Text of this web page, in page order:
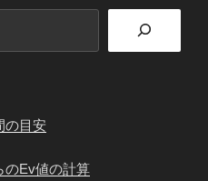
の目安
のEv値の計算